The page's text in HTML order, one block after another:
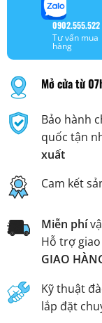
0902.555.522
Tư vấn mua
hàng
Mở cửa từ
Bảo hành
quốc tận
xuất
Cam kết
Miễn phí
Hỗ trợ
GIAO
Kỹ thuật
lắp đặt